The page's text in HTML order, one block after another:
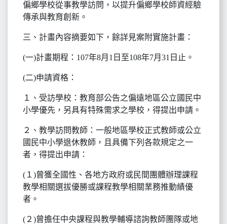
偏鄉學校從事教學訪問，以提升偏鄉學校師資經驗
傳承與教育創新。
三、計畫內容摘要如下，餘詳見案附實施計畫：
(一)計畫期程：107年8月1日至108年7月31日止。
(二)申請資格：
１、受訪學校：教育部公告之偏遠地區公立國民中
小學優先，另具有特殊需求之學校，得提出申請。
２、教學訪問教師：一般地區學校正式教師或公立
國民中小學退休教師，且具備下列各款規定之一
者，得提出申請：
(１)曾獲全國性、各地方政府或民間團體辦理課程
教學相關選拔優勝或課程教學相關業務推動績優
者。
(２)曾擔任中央課程與教學輔導諮詢教師團隊或地